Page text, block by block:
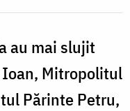
au mai slujit
Mitropolitul
Părinte Petru,